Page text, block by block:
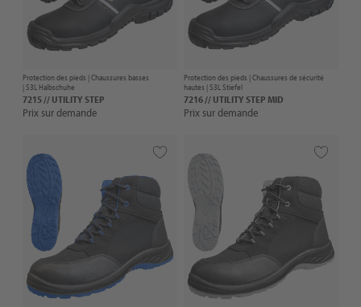
Protection des pieds |Chaussures basses
| S3L Halbschuhe
7215 // UTILITY STEP
Prix sur demande
Protection des pieds |Chaussures de sécurité
hautes | S3L Stiefel
7216 // UTILITY STEP MID
Prix sur demande